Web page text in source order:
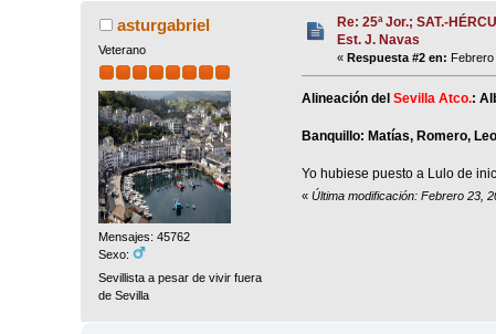
asturgabriel
Veterano
Mensajes: 45762
Sexo:
Sevillista a pesar de vivir fuera
de Sevilla
Re: 25ª Jor.; SAT.-
Est. J. Navas
«Respuesta #2 en:
Alineación del Sevilla Atco.:
Banquillo: Matías, Romero,
Yo hubiese puesto a Lulo de
« Última modificación: Febrero 23,